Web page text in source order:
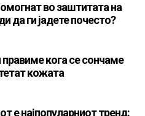
во заштитата на
да ги јадете почесто?
кога се сончаме
кожата
е најпопуларниот тренд: